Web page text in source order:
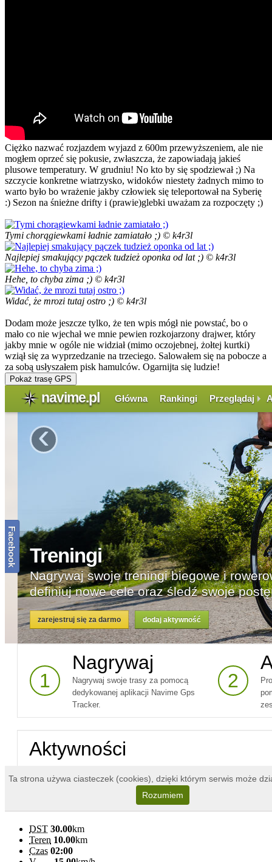
Ciężko nazwać rozjazdem wyjazd z 600m przewyższeniem, ale nie
mogłem oprzeć się pokusie, zwłaszcza, że zapowiadają jakieś
plusowe temperatury. W grudniu! No kto by się spodziewał ;) Na
szczycie konkretne wiatrzysko, widoków niestety żadnych mimo to
warto było bo wrażenie jakby człowiek się teleportował na Syberię
:) Sezon na śnieżne drifty i (prawie)glebki uważam za rozpoczęty ;)
Tymi chorągiewkami ładnie zamiatało ;) © k4r3l
Najlepiej smakujący pączek tudzież oponka od lat ;) © k4r3l
Hehe, to chyba zima ;) © k4r3l
Widać, że mrozi tutaj ostro ;) © k4r3l
Dodam może jeszcze tylko, że ten wpis mógł nie powstać, bo o
mało co nie wjechał we mnie pewien rozkojarzony drajwer, który
jakby mnie w ogóle nie widział (mimo oczojebnej, żołtej kurtki)
wziął się za wyprzedzanie na trzeciego. Salowałem się na pobocze a
za sobą usłyszałem pisk hamulców. Ogarnijta się ludzie!
Pokaż trasę GPS
DST 30.00km
Teren 10.00km
Czas 02:00